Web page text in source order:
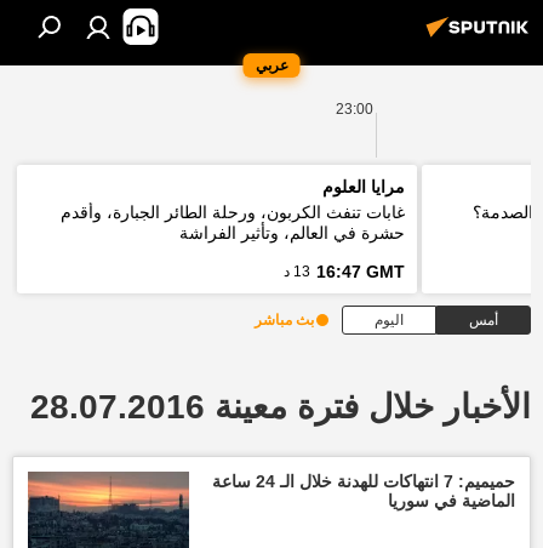
عربي
23:00
الصدمة؟
مرايا العلوم
غابات تنفث الكربون، ورحلة الطائر الجبارة، وأقدم
حشرة في العالم، وتأثير الفراشة
16:47 GMT 13 د
أمس اليوم بث مباشر
الأخبار خلال فترة معينة 28.07.2016
حميميم: 7 انتهاكات للهدنة خلال الـ 24 ساعة
الماضية في سوريا